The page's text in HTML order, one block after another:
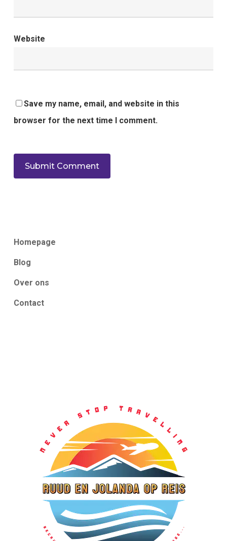
Website
Save my name, email, and website in this
browser for the next time I comment.
Homepage
Blog
Over ons
Contact